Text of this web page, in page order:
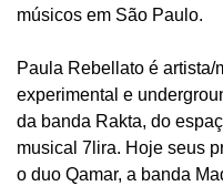
músicos em São Paulo.
Paula Rebellato é
experimental e
da banda Rakta, do
musical 7lira. Hoje seus
o duo Qamar, a banda